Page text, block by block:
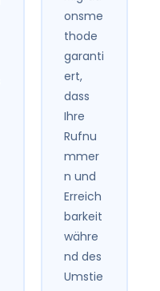
onsme
thode
garanti
ert,
dass
Ihre
Rufnu
mmer
n und
Erreich
barkeit
währe
nd des
Umstie